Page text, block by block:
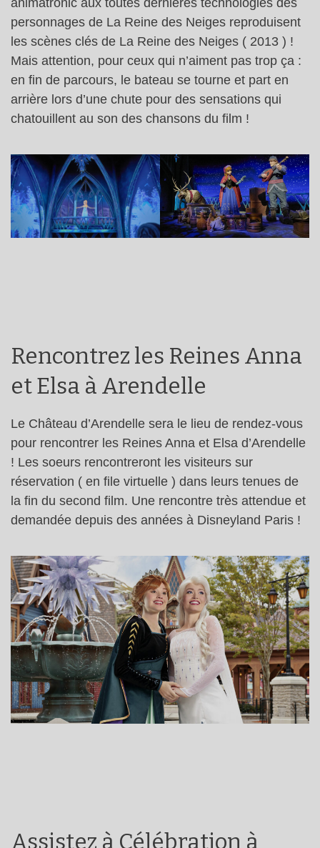
personnages de La Reine des Neiges reproduisent
les scènes clés de La Reine des Neiges ( 2013 ) !
Mais attention, pour ceux qui n’aiment pas trop ça :
en fin de parcours, le bateau se tourne et part en
arrière lors d’une chute pour des sensations qui
chatouillent au son des chansons du film !
Rencontrez les Reines Anna
et Elsa à Arendelle
Le Château d’Arendelle sera le lieu de rendez-vous
pour rencontrer les Reines Anna et Elsa d’Arendelle
! Les soeurs rencontreront les visiteurs sur
réservation ( en file virtuelle ) dans leurs tenues de
la fin du second film. Une rencontre très attendue et
demandée depuis des années à Disneyland Paris !
Assistez à Célébration à